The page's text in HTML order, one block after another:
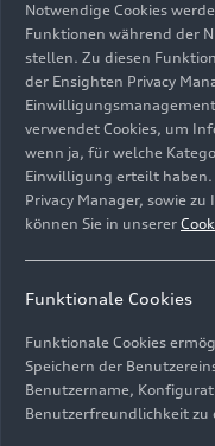
Zum Upcycling
Leder, das die
sowie
geringen
Defekte nicht für
können. Im
Project“ wird
Zusammenarbeit
Marzabotto bei
personalisierten
verarbeitet. Die
sind eine
ein
Sie sind unter
den
Notwendige Cookies
Funktionen während der
stellen. Zu diesen
der Ensighten Privacy
verwendet Cookies, um
wenn ja, für welche
Einwilligung erteilt
Privacy Manager, sowie
können Sie in unserer
Funktionale Cookies
Funktionale Cookies
Speichern der
Benutzername,
Benutzerfreundlichkeit zu